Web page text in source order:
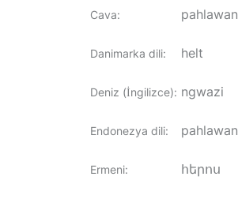
Cava: pahlawan
Danimarka dili: helt
Deniz (İngilizce): ngwazi
Endonezya dili: pahlawan
Ermeni: հերոս